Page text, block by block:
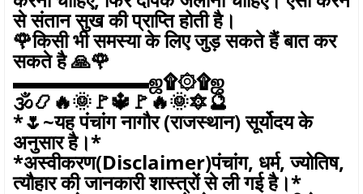
से संतान सुख की प्राप्ति होती है।
🌹किसी भी समस्या के लिए जुड़ सकते हैं बात कर
सकते है 🙏🌹
▬▬▬▬▬▬▬ஜ۩۞۩ஜ
🕉️📿🔥🌞🚩🔱🚩🔥🌞🔯🔮
*🌷~यह पंचांग नागौर (राजस्थान) सूर्योदय के
अनुसार है।*
*अस्वीकरण(Disclaimer)पंचांग, धर्म, ज्योतिष,
त्यौहार की जानकारी शास्त्रों से ली गई है।*